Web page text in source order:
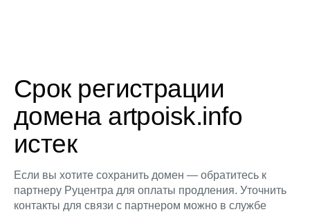
Срок регистрации
домена artpoisk.info
истек
Если вы хотите сохранить домен — обратитесь к
партнеру Руцентра для оплаты продления. Уточнить
контакты для связи с партнером можно в службе